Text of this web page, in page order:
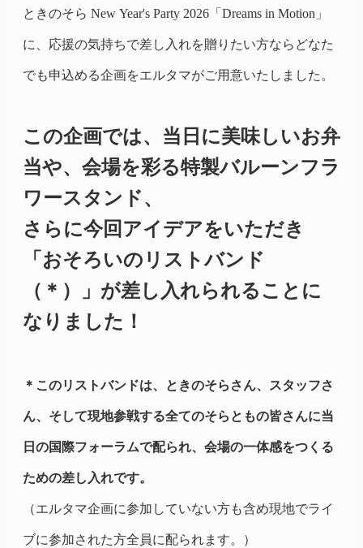
ときのそら New Year's Party 2026 「Dreams in Motion」
に、応援の気持ちで差し入れを贈りたい方ならどなた
でも申込める企画をエルタマがご用意いたしました。
この企画では、当日に美味しいお弁
当や、会場を彩る特製バルーンフラ
ワースタンド、
さらに今回アイデアをいただき
「おそろいのリストバンド
（＊）」が差し入れられることに
なりました！
＊このリストバンドは、ときのそらさん、スタッフさ
ん、そして現地参戦する全てのそらともの皆さんに当
日の国際フォーラムで配られ、会場の一体感をつくる
ための差し入れです。
（エルタマ企画に参加していない方も含め現地でライ
ブに参加された方全員に配られます。）